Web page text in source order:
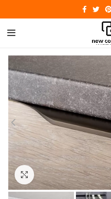
Click to enlarge